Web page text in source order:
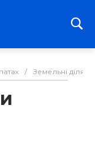
/ Земельні